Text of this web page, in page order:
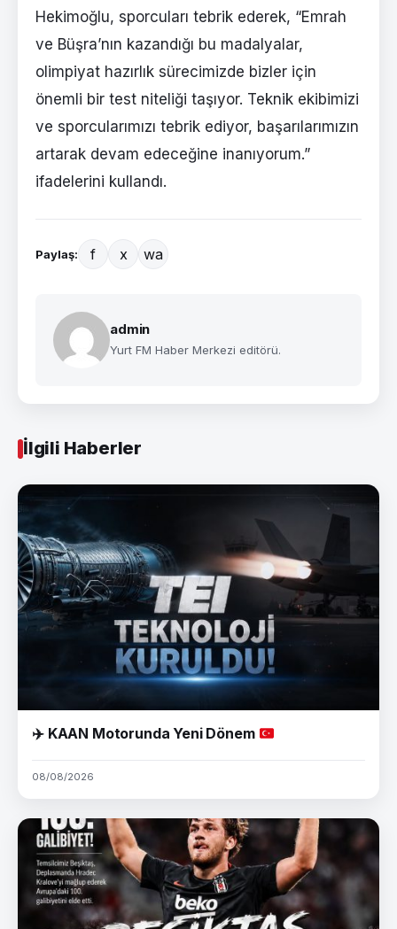
Hekimoğlu, sporcuları tebrik ederek, “Emrah
ve Büşra’nın kazandığı bu madalyalar,
olimpiyat hazırlık sürecimizde bizler için
önemli bir test niteliği taşıyor. Teknik ekibimizi
ve sporcularımızı tebrik ediyor, başarılarımızın
artarak devam edeceğine inanıyorum.”
ifadelerini kullandı.
Paylaş: f x wa
admin
Yurt FM Haber Merkezi editörü.
İlgili Haberler
✈️KAAN Motorunda Yeni Dönem
08/08/2026